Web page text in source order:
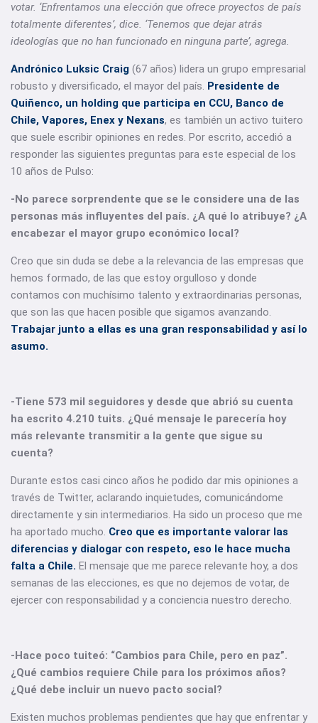
votar. ‘Enfrentamos una elección que ofrece proyectos de país
totalmente diferentes’, dice. ‘Tenemos que dejar atrás
ideologías que no han funcionado en ninguna parte’, agrega.
Andrónico Luksic Craig (67 años) lidera un grupo empresarial
robusto y diversificado, el mayor del país. Presidente de
Quiñenco, un holding que participa en CCU, Banco de
Chile, Vapores, Enex y Nexans, es también un activo tuitero
que suele escribir opiniones en redes. Por escrito, accedió a
responder las siguientes preguntas para este especial de los
10 años de Pulso:
-No parece sorprendente que se le considere una de las
personas más influyentes del país. ¿A qué lo atribuye? ¿A
encabezar el mayor grupo económico local?
Creo que sin duda se debe a la relevancia de las empresas que
hemos formado, de las que estoy orgulloso y donde
contamos con muchísimo talento y extraordinarias personas,
que son las que hacen posible que sigamos avanzando.
Trabajar junto a ellas es una gran responsabilidad y así lo
asumo.
-Tiene 573 mil seguidores y desde que abrió su cuenta
ha escrito 4.210 tuits. ¿Qué mensaje le parecería hoy
más relevante transmitir a la gente que sigue su
cuenta?
Durante estos casi cinco años he podido dar mis opiniones a
través de Twitter, aclarando inquietudes, comunicándome
directamente y sin intermediarios. Ha sido un proceso que me
ha aportado mucho. Creo que es importante valorar las
diferencias y dialogar con respeto, eso le hace mucha
falta a Chile. El mensaje que me parece relevante hoy, a dos
semanas de las elecciones, es que no dejemos de votar, de
ejercer con responsabilidad y a conciencia nuestro derecho.
-Hace poco tuiteó: “Cambios para Chile, pero en paz”.
¿Qué cambios requiere Chile para los próximos años?
¿Qué debe incluir un nuevo pacto social?
Existen muchos problemas pendientes que hay que enfrentar y